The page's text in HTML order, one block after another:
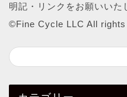
明記・リンクをお願いいた
©︎Fine Cycle LLC All